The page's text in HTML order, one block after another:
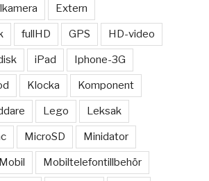
Extern
fullHD GPS HD-video
iPad Iphone-3G
Klocka Komponent
Lego Leksak
MicroSD Minidator
Mobil Mobiltelefontillbehör